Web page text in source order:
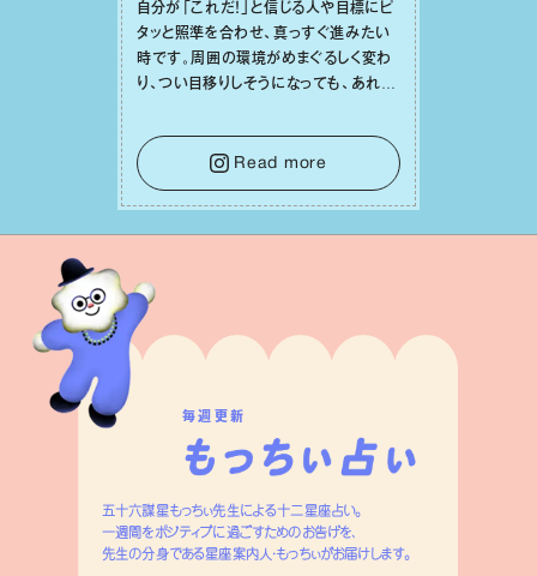
⾃分が「これだ！」と信じる⼈や⽬標にピ
タッと照準を合わせ、真っすぐ進みたい
時です。周囲の環境がめまぐるしく変わ
り、つい⽬移りしそうになっても、あれこ
をそっと⼿放し、⽬の前のことに集中しま
しょう。そのブレない決意が、あなたにと
って有意義で安定した成果を引き寄せま
す。
Read more
毎週更新
五十六謀星もっちぃ先生による十二星座占い。
一週間をポジティブに過ごすためのお告げを、
先生の分身である星座案内人・もっちぃがお届けします。